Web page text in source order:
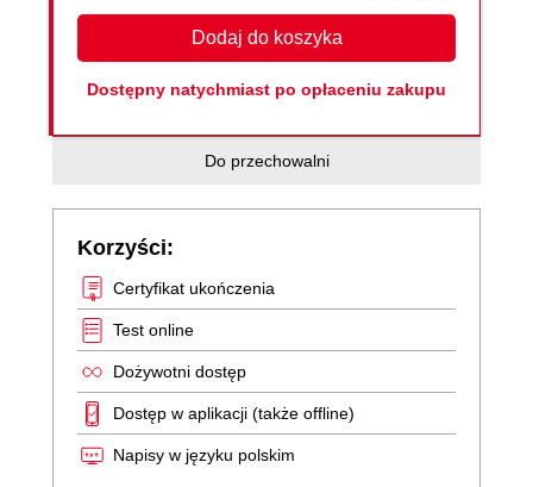
Dodaj do koszyka
Dostępny natychmiast po opłaceniu zakupu
Do przechowalni
Korzyści:
Certyfikat ukończenia
Test online
Dożywotni dostęp
Dostęp w aplikacji (także offline)
Napisy w języku polskim